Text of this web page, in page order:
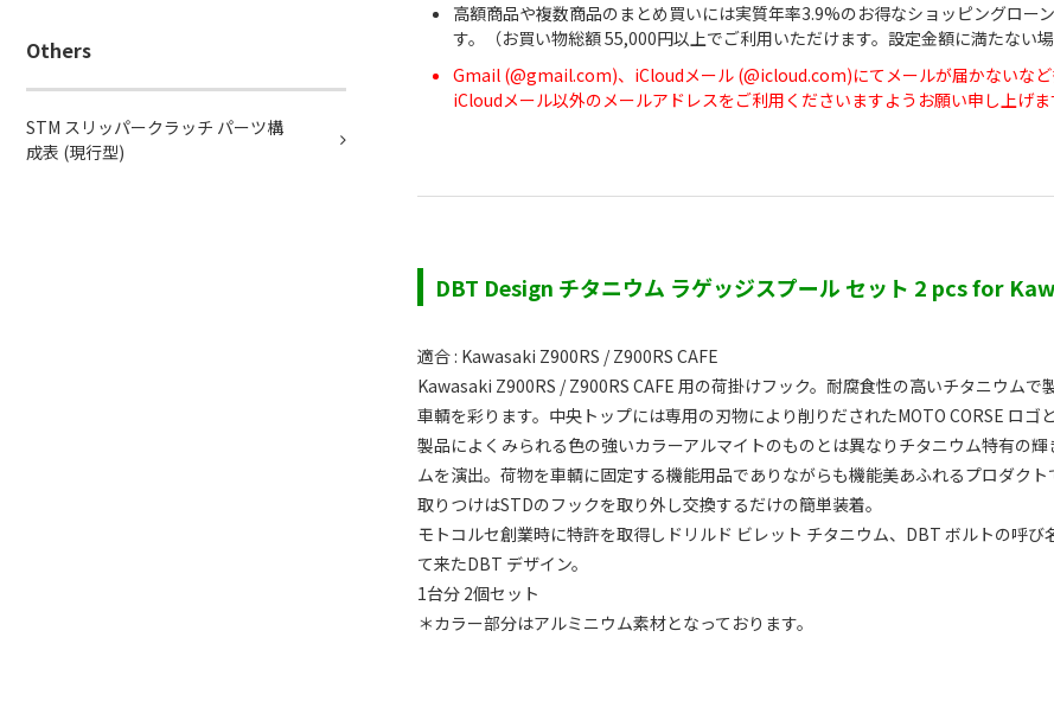
Others
STM スリッパークラッチ パーツ構
成表 (現行型)
高額商品や複数商品のまとめ買いには実質年率3.9%のお得なショッピングローン
す。（お買い物総額 55,000円以上でご利用いただけます。設定金額に満たない
Gmail (@gmail.com)、iCloudメール (@icloud.com)にてメールが届かないなど
iCloudメール以外のメールアドレスをご利用くださいますようお願い申し上げま
DBT Design チタニウム ラゲッジスプール セット 2 pcs for
適合 : Kawasaki Z900RS / Z900RS CAFE
Kawasaki Z900RS / Z900RS CAFE 用の荷掛けフック。耐腐食性の高いチタニウム
車輌を彩ります。中央トップには専用の刃物により削りだされたMOTO CORSE ロ
製品によくみられる色の強いカラーアルマイトのものとは異なりチタニウム特有の
ムを演出。荷物を車輌に固定する機能用品でありながらも機能美あふれるプロダクト
取りつけはSTDのフックを取り外し交換するだけの簡単装着。
モトコルセ創業時に特許を取得しドリルド ビレット チタニウム、DBT ボルトの呼
て来たDBT デザイン。
1台分 2個セット
＊カラー部分はアルミニウム素材となっております。